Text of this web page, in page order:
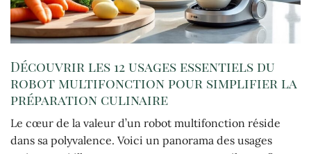
Découvrir les 12 usages essentiels du
robot multifonction pour simplifier la
préparation culinaire
Le cœur de la valeur d’un robot multifonction réside
dans sa polyvalence. Voici un panorama des usages